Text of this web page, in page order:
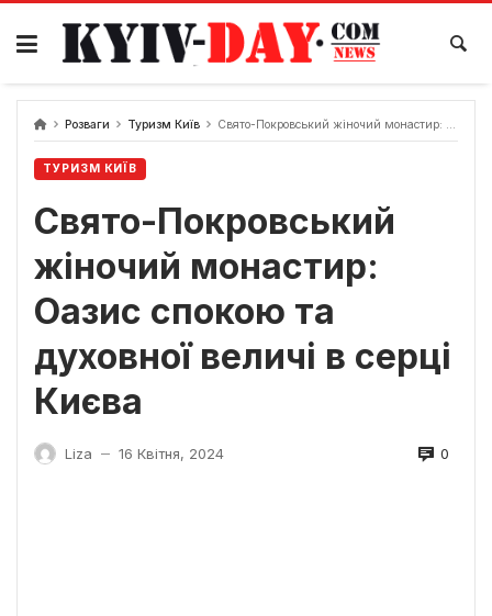
Перейти
вмісту
Розваги Туризм Київ Свято-Покровський жіночий монастир: Оазис спокою та духовної величі в серці Києва
ТУРИЗМ КИЇВ
Свято-Покровський
жіночий монастир:
Оазис спокою та
духовної величі в серці
Києва
Liza — 16 Квітня, 2024 0